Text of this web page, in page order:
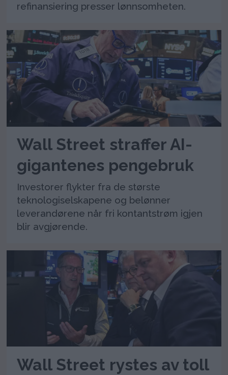
refinansiering presser lønnsomheten.
Wall Street straffer AI-
gigantenes pengebruk
Investorer flykter fra de største
teknologiselskapene og belønner
leverandørene når fri kontantstrøm igjen
blir avgjørende.
Wall Street rystes av toll